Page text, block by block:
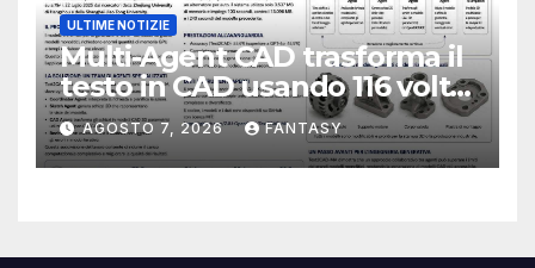
ULTIME NOTIZIE
Multi-Agent CAD trasforma il
testo in CAD usando 116 volte
meno token
AGOSTO 7, 2026 FANTASY